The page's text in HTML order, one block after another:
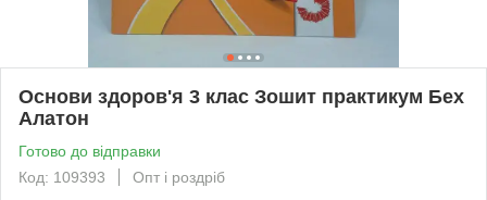
Основи здоров'я 3 клас Зошит практикум Бех
Алатон
Готово до відправки
Код: 109393
Опт і роздріб